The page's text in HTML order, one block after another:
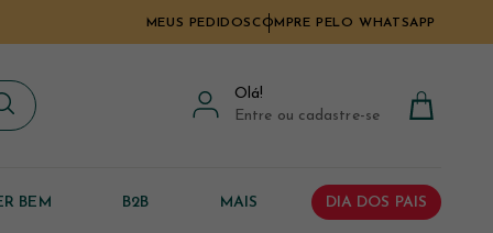
MEUS PEDIDOS COMPRE PELO WHATSAPP
Olá!
Entre ou cadastre-se
BEM B2B MAIS DIA DOS PAIS